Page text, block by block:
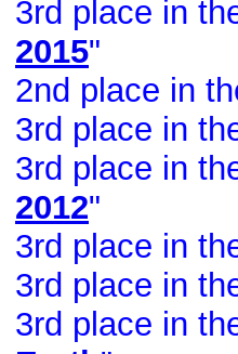
3rd place in
2015"
2nd place in
3rd place in
3rd place in
2012"
3rd place in
3rd place in
3rd place in